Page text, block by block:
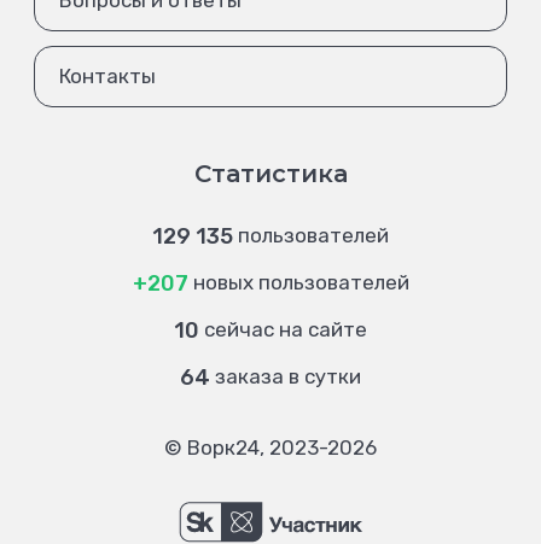
Контакты
Статистика
129 135 пользователей
+207 новых пользователей
10 сейчас на сайте
64 заказа в сутки
© Ворк24, 2023-2026